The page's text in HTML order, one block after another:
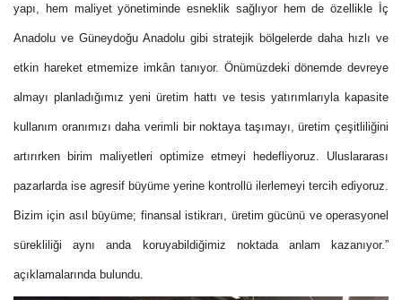
yapı, hem maliyet yönetiminde esneklik sağlıyor hem de özellikle İç
Anadolu ve Güneydoğu Anadolu gibi stratejik bölgelerde daha hızlı ve
etkin hareket etmemize imkân tanıyor. Önümüzdeki dönemde devreye
almayı planladığımız yeni üretim hattı ve tesis yatırımlarıyla kapasite
kullanım oranımızı daha verimli bir noktaya taşımayı, üretim çeşitliliğini
artırırken birim maliyetleri optimize etmeyi hedefliyoruz. Uluslararası
pazarlarda ise agresif büyüme yerine kontrollü ilerlemeyi tercih ediyoruz.
Bizim için asıl büyüme; finansal istikrarı, üretim gücünü ve operasyonel
sürekliliği aynı anda koruyabildiğimiz noktada anlam kazanıyor.”
açıklamalarında bulundu.